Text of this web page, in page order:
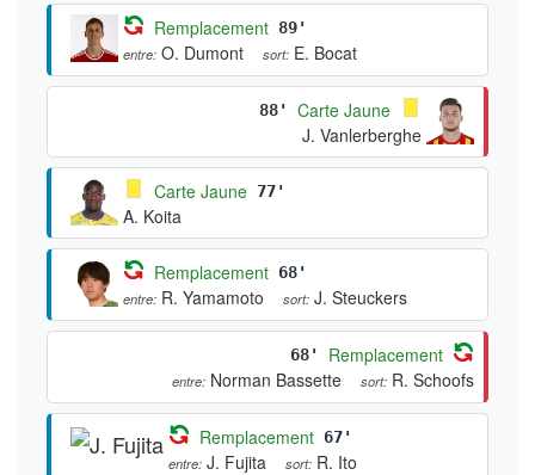
Remplacement 89'
entre: O. Dumont sort: E. Bocat
88'
Carte Jaune
J. Vanlerberghe
Carte Jaune 77'
A. Koita
Remplacement 68'
entre: R. Yamamoto sort: J. Steuckers
68' Remplacement
entre: Norman Bassette sort: R. Schoofs
Remplacement 67'
entre: J. Fujita sort: R. Ito